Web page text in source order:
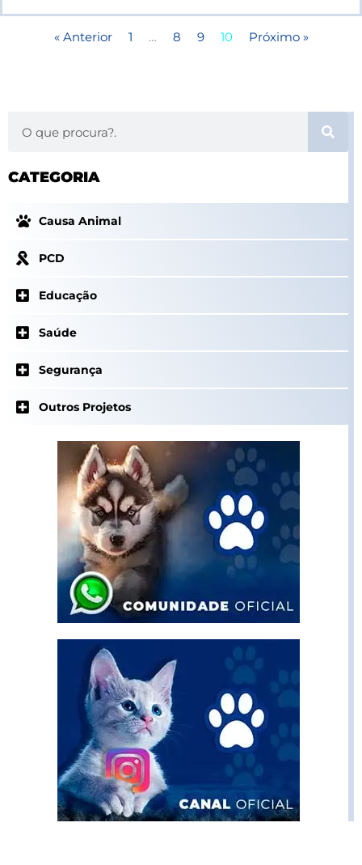
« Anterior 1 … 8 9 10 Próximo »
CATEGORIA
Causa Animal
PCD
Educação
Saúde
Segurança
Outros Projetos